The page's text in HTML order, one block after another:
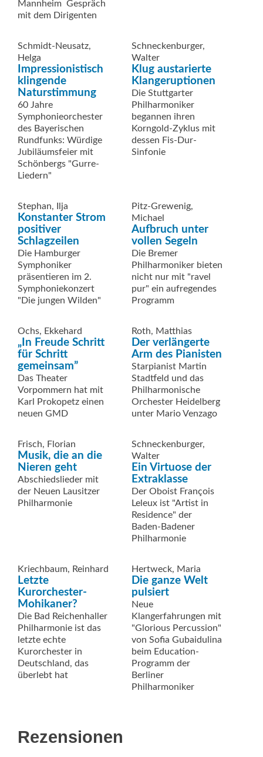
Mannheim  Gespräch
mit dem Dirigenten
Schmidt-Neusatz,
Helga
Impressionistisch
klingende
Naturstimmung
60 Jahre
Symphonieorchester
des Bayerischen
Rundfunks: Würdige
Jubiläumsfeier mit
Schönbergs "Gurre-
Liedern"
Schneckenburger,
Walter
Klug austarierte
Klangeruptionen
Die Stuttgarter
Philharmoniker
begannen ihren
Korngold-Zyklus mit
dessen Fis-Dur-
Sinfonie
Stephan, Ilja
Konstanter Strom
positiver
Schlagzeilen
Die Hamburger
Symphoniker
präsentieren im 2.
Symphoniekonzert
"Die jungen Wilden"
Pitz-Grewenig,
Michael
Aufbruch unter
vollen Segeln
Die Bremer
Philharmoniker bieten
nicht nur mit "ravel
pur" ein aufregendes
Programm
Ochs, Ekkehard
„In Freude Schritt
für Schritt
gemeinsam”
Das Theater
Vorpommern hat mit
Karl Prokopetz einen
neuen GMD
Roth, Matthias
Der verlängerte
Arm des Pianisten
Starpianist Martin
Stadtfeld und das
Philharmonische
Orchester Heidelberg
unter Mario Venzago
Frisch, Florian
Musik, die an die
Nieren geht
Abschiedslieder mit
der Neuen Lausitzer
Philharmonie
Schneckenburger,
Walter
Ein Virtuose der
Extraklasse
Der Oboist François
Leleux ist "Artist in
Residence" der
Baden-Badener
Philharmonie
Kriechbaum, Reinhard
Letzte
Kurorchester-
Mohikaner?
Die Bad Reichenhaller
Philharmonie ist das
letzte echte
Kurorchester in
Deutschland, das
überlebt hat
Hertweck, Maria
Die ganze Welt
pulsiert
Neue
Klangerfahrungen mit
"Glorious Percussion"
von Sofia Gubaidulina
beim Education-
Programm der
Berliner
Philharmoniker
Rezensionen